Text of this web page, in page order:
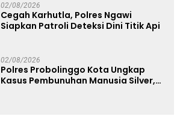
02/08/2026
Cegah Karhutla, Polres Ngawi
Siapkan Patroli Deteksi Dini Titik Api
02/08/2026
Polres Probolinggo Kota Ungkap
Kasus Pembunuhan Manusia Silver,